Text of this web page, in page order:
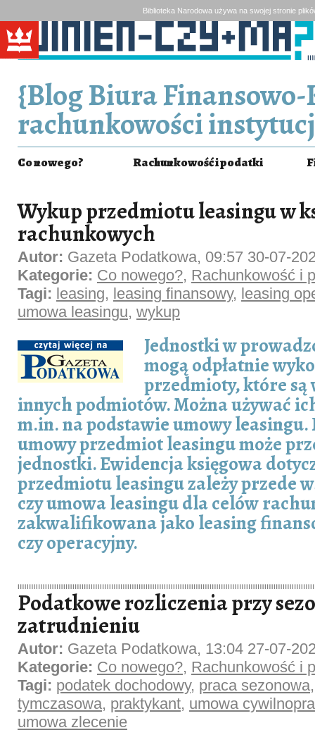
Biblioteka Narodowa używa na swojej stronie
{Blog Biura
rachunkowości
Co nowego? Rachunkowość i podatki
Wykup przedmiotu leasingu w
rachunkowych
Autor: Gazeta Podatkowa, 09:57 30-07-
Kategorie: Co nowego?, Rachunkowość i
Tagi: leasing, leasing finansowy, leasing
umowa leasingu, wykup
Jednostki w
mogą odpłatnie
przedmioty, które są
innych podmiotów. Można używać
m.in. na podstawie umowy leasingu.
umowy przedmiot leasingu może
jednostki. Ewidencja księgowa
przedmiotu leasingu zależy przede
czy umowa leasingu dla celów
zakwalifikowana jako leasing
czy operacyjny.
Podatkowe rozliczenia przy
zatrudnieniu
Autor: Gazeta Podatkowa, 13:04 27-07-
Kategorie: Co nowego?, Rachunkowość i
Tagi: podatek dochodowy, praca sezonowa
tymczasowa, praktykant, umowa
umowa zlecenie